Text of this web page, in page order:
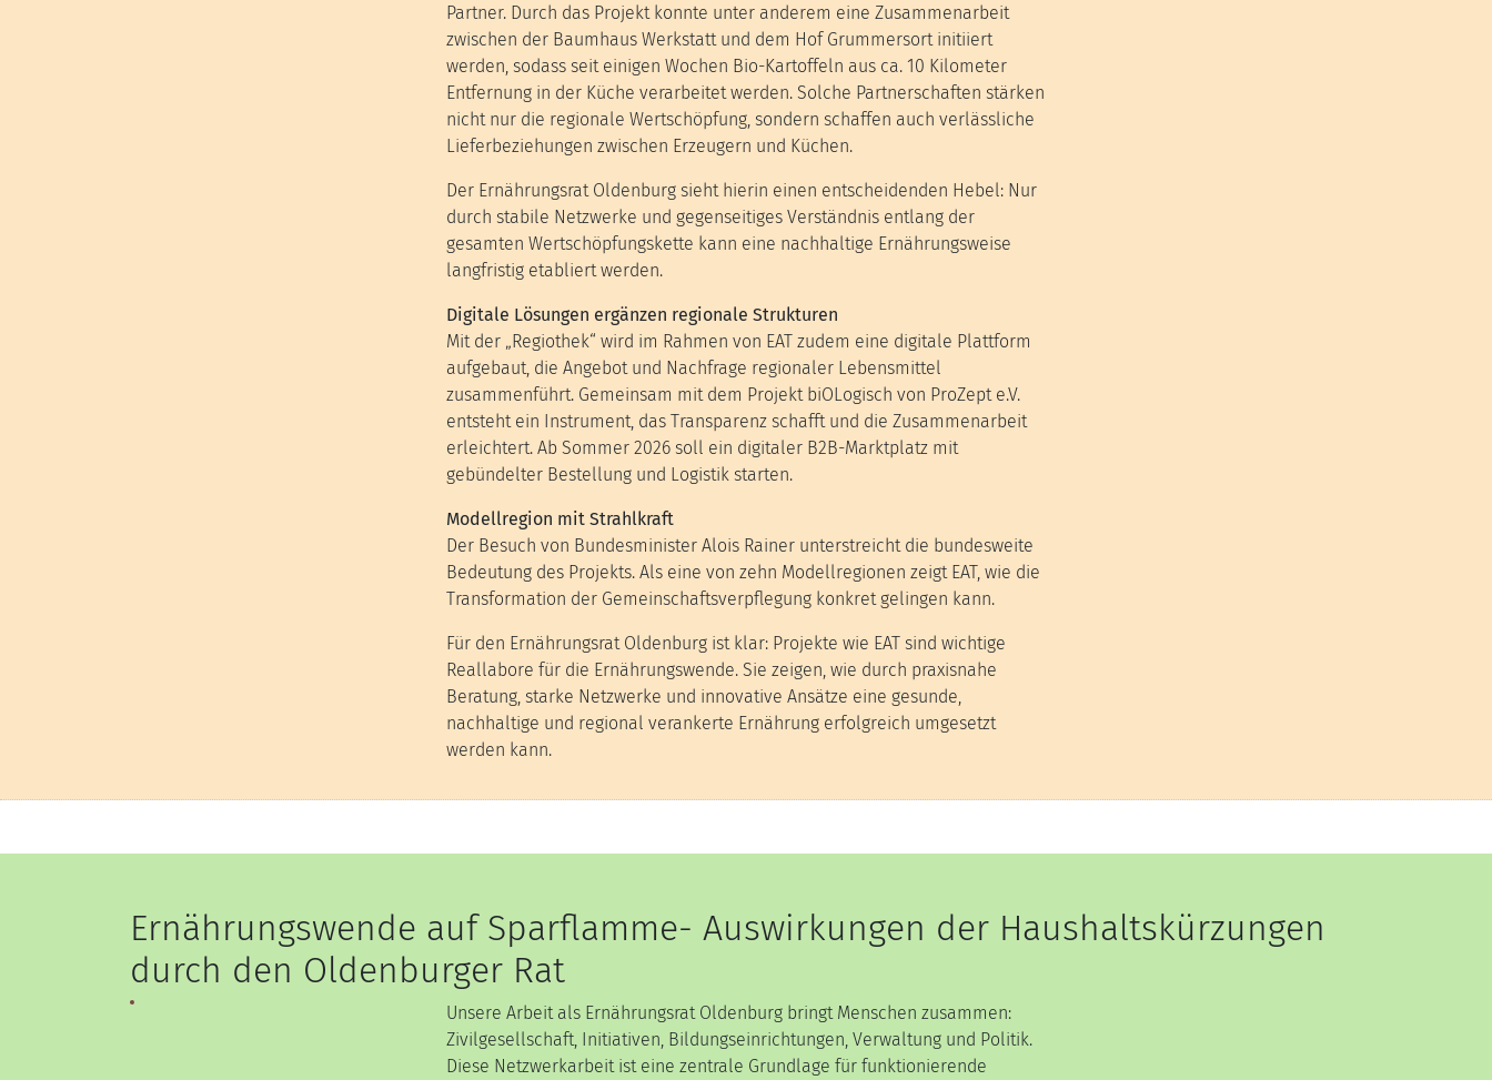
Partner. Durch das Projekt konnte unter anderem eine Zusammenarbeit
zwischen der Baumhaus Werkstatt und dem Hof Grummersort initiiert
werden, sodass seit einigen Wochen Bio-Kartoffeln aus ca. 10 Kilometer
Entfernung in der Küche verarbeitet werden. Solche Partnerschaften stärken
nicht nur die regionale Wertschöpfung, sondern schaffen auch verlässliche
Lieferbeziehungen zwischen Erzeugern und Küchen.
Der Ernährungsrat Oldenburg sieht hierin einen entscheidenden Hebel: Nur
durch stabile Netzwerke und gegenseitiges Verständnis entlang der
gesamten Wertschöpfungskette kann eine nachhaltige Ernährungsweise
langfristig etabliert werden.
Digitale Lösungen ergänzen regionale Strukturen
Mit der „Regiothek“ wird im Rahmen von EAT zudem eine digitale Plattform
aufgebaut, die Angebot und Nachfrage regionaler Lebensmittel
zusammenführt. Gemeinsam mit dem Projekt biOLogisch von ProZept e.V.
entsteht ein Instrument, das Transparenz schafft und die Zusammenarbeit
erleichtert. Ab Sommer 2026 soll ein digitaler B2B-Marktplatz mit
gebündelter Bestellung und Logistik starten.
Modellregion mit Strahlkraft
Der Besuch von Bundesminister Alois Rainer unterstreicht die bundesweite
Bedeutung des Projekts. Als eine von zehn Modellregionen zeigt EAT, wie die
Transformation der Gemeinschaftsverpflegung konkret gelingen kann.
Für den Ernährungsrat Oldenburg ist klar: Projekte wie EAT sind wichtige
Reallabore für die Ernährungswende. Sie zeigen, wie durch praxisnahe
Beratung, starke Netzwerke und innovative Ansätze eine gesunde,
nachhaltige und regional verankerte Ernährung erfolgreich umgesetzt
werden kann.
Ernährungswende auf Sparflamme- Auswirkungen der Haushaltskürzungen
durch den Oldenburger Rat
Unsere Arbeit als Ernährungsrat Oldenburg bringt Menschen zusammen:
Zivilgesellschaft, Initiativen, Bildungseinrichtungen, Verwaltung und Politik.
Diese Netzwerkarbeit ist eine zentrale Grundlage für funktionierende